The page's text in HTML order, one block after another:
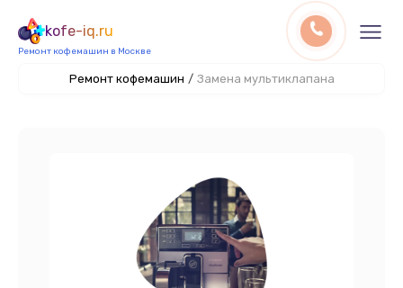
kofe-iq.ru
Ремонт кофемашин в Москве
Ремонт кофемашин / Замена мультиклапана